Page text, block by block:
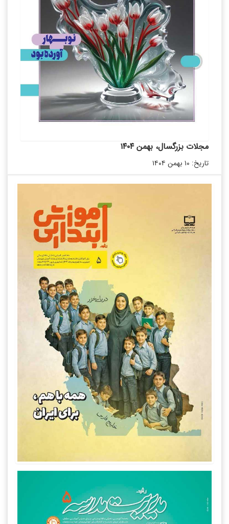
مجلات بزرگسال، بهمن ۱۴۰۴
تاریخ: ۱۰ بهمن ۱۴۰۴